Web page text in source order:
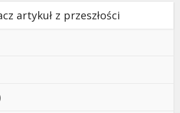
artykuł z przeszłości